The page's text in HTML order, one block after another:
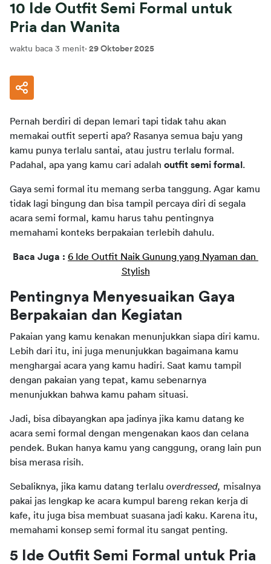
10 Ide Outfit Semi Formal untuk
Pria dan Wanita
waktu baca 3 menit· 29 Oktober 2025
Pernah berdiri di depan lemari tapi tidak tahu akan
memakai outfit seperti apa? Rasanya semua baju yang
kamu punya terlalu santai, atau justru terlalu formal.
Padahal, apa yang kamu cari adalah outfit semi formal.
Gaya semi formal itu memang serba tanggung. Agar kamu
tidak lagi bingung dan bisa tampil percaya diri di segala
acara semi formal, kamu harus tahu pentingnya
memahami konteks berpakaian terlebih dahulu.
Baca Juga : 6 Ide Outfit Naik Gunung yang Nyaman dan
Stylish
Pentingnya Menyesuaikan Gaya
Berpakaian dan Kegiatan
Pakaian yang kamu kenakan menunjukkan siapa diri kamu.
Lebih dari itu, ini juga menunjukkan bagaimana kamu
menghargai acara yang kamu hadiri. Saat kamu tampil
dengan pakaian yang tepat, kamu sebenarnya
menunjukkan bahwa kamu paham situasi.
Jadi, bisa dibayangkan apa jadinya jika kamu datang ke
acara semi formal dengan mengenakan kaos dan celana
pendek. Bukan hanya kamu yang canggung, orang lain pun
bisa merasa risih.
Sebaliknya, jika kamu datang terlalu overdressed, misalnya
pakai jas lengkap ke acara kumpul bareng rekan kerja di
kafe, itu juga bisa membuat suasana jadi kaku. Karena itu,
memahami konsep semi formal itu sangat penting.
5 Ide Outfit Semi Formal untuk Pria